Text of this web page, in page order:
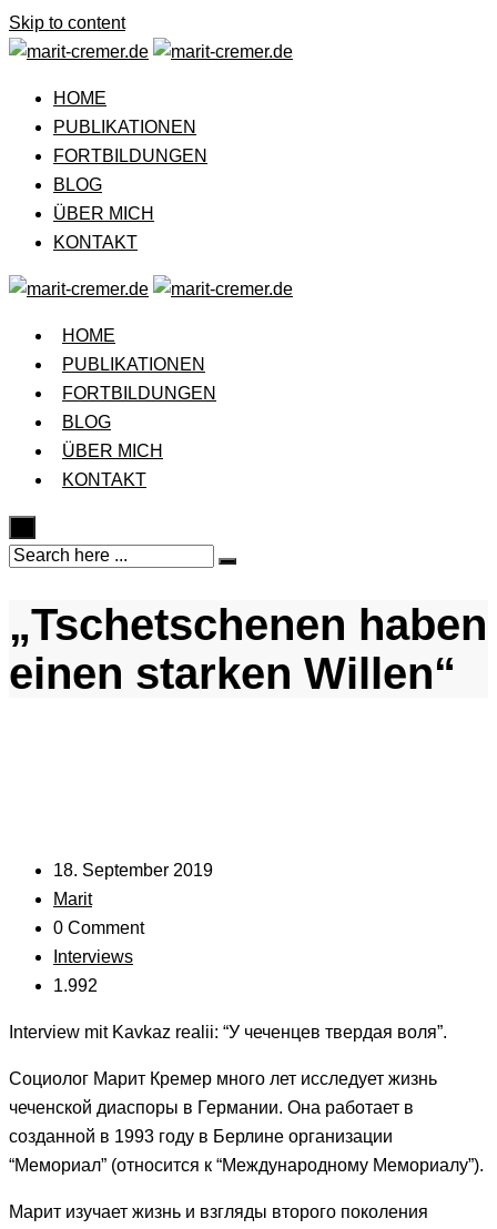
Skip to content
HOME
PUBLIKATIONEN
FORTBILDUNGEN
BLOG
ÜBER MICH
KONTAKT
HOME
PUBLIKATIONEN
FORTBILDUNGEN
BLOG
ÜBER MICH
KONTAKT
„Tschetschenen haben
einen starken Willen“
18. September 2019
Marit
0 Comment
Interviews
1.992
Interview mit Kavkaz realii: “У чеченцев твердая воля”.
Социолог Марит Кремер много лет исследует жизнь
чеченской диаспоры в Германии. Она работает в
созданной в 1993 году в Берлине организации
“Мемориал” (относится к “Международному Мемориалу”).
Марит изучает жизнь и взгляды второго поколения